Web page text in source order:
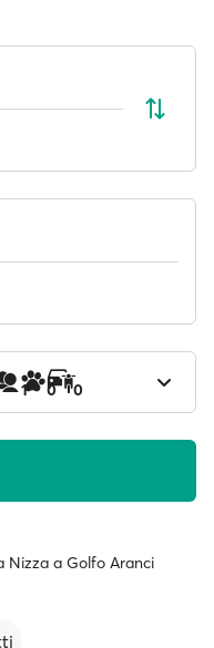
1 0 0
Nizza a Golfo Aranci